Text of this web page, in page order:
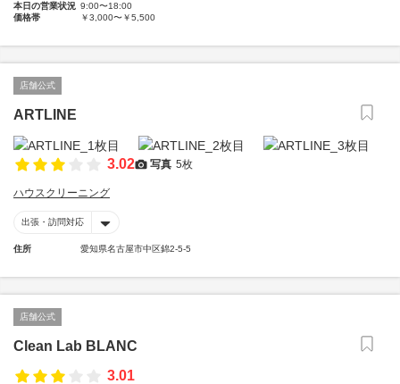
本日の営業状況 9:00〜18:00
価格帯
￥3,000〜￥5,500
店舗公式
ARTLINE
3.02 写真 5枚
ハウスクリーニング
出張・訪問対応
住所 愛知県名古屋市中区錦2-5-5
店舗公式
Clean Lab BLANC
3.01